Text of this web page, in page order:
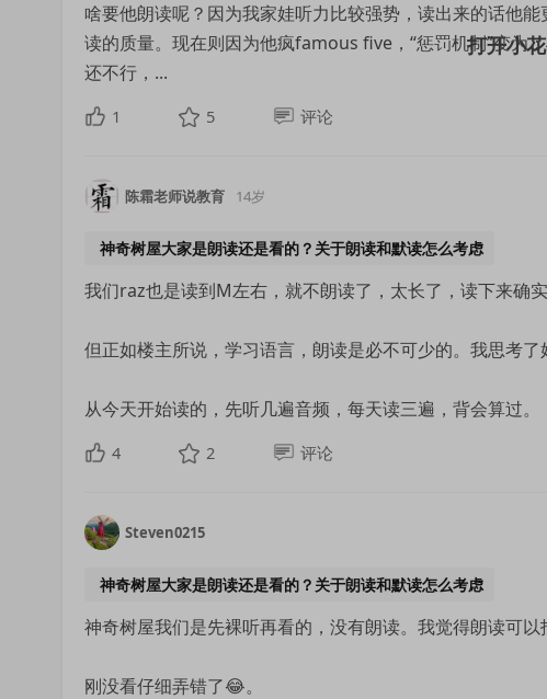
啥要他朗读呢？因为我家娃听力比较强势，读出来的话他
读的质量。现在则因为他疯famous five，“惩罚机制”变为
还不行，...
1 5 评论
陈霜老师说教育 14岁
神奇树屋大家是朗读还是看的？关于朗读和默读怎么考虑
我们raz也是读到M左右，就不朗读了，太长了，读下来确
但正如楼主所说，学习语言，朗读是必不可少的。我思考了
从今天开始读的，先听几遍音频，每天读三遍，背会算过。
4 2 评论
Steven0215
神奇树屋大家是朗读还是看的？关于朗读和默读怎么考虑
神奇树屋我们是先裸听再看的，没有朗读。我觉得朗读可
刚没看仔细弄错了😂。